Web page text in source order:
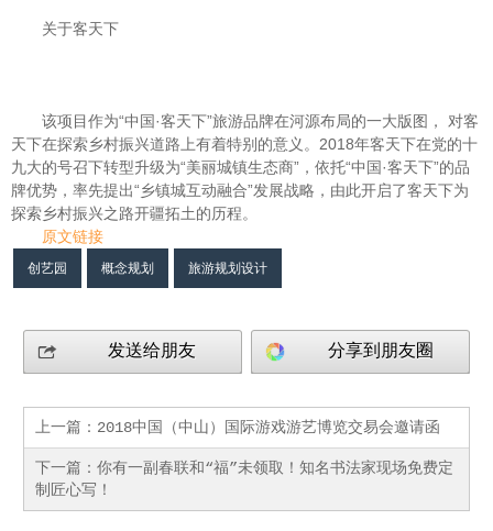
关于客天下
该项目作为“中国·客天下”旅游品牌在河源布局的一大版图， 对客
天下在探索乡村振兴道路上有着特别的意义。2018年客天下在党的十
九大的号召下转型升级为“美丽城镇生态商”，依托“中国·客天下”的品
牌优势，率先提出“乡镇城互动融合”发展战略，由此开启了客天下为
探索乡村振兴之路开疆拓土的历程。
原文链接
创艺园 概念规划 旅游规划设计
发送给朋友 分享到朋友圈
上一篇： 2018中国（中山）国际游戏游艺博览交易会邀请函
下一篇： 你有一副春联和“福”未领取！知名书法家现场免费定
制匠心写！